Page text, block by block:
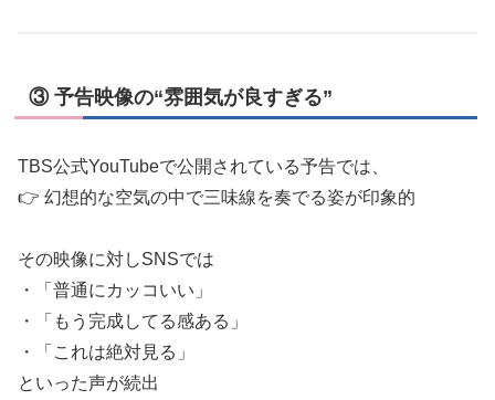
③ 予告映像の“雰囲気が良すぎる”
TBS公式YouTubeで公開されている予告では、
👉 幻想的な空気の中で三味線を奏でる姿が印象的
その映像に対しSNSでは
・「普通にカッコいい」
・「もう完成してる感ある」
・「これは絶対見る」
といった声が続出